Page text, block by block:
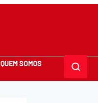
QUEM SOMOS